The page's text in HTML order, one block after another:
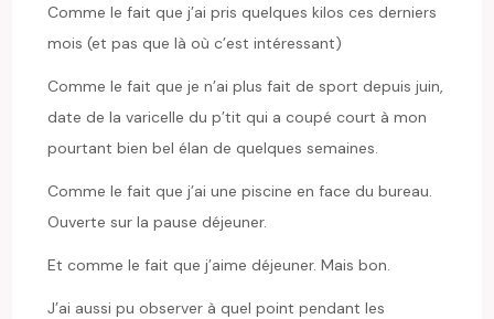
Comme le fait que j’ai pris quelques kilos ces derniers
mois (et pas que là où c’est intéressant)
Comme le fait que je n’ai plus fait de sport depuis juin,
date de la varicelle du p’tit qui a coupé court à mon
pourtant bien bel élan de quelques semaines.
Comme le fait que j’ai une piscine en face du bureau.
Ouverte sur la pause déjeuner.
Et comme le fait que j’aime déjeuner. Mais bon.
J’ai aussi pu observer à quel point pendant les